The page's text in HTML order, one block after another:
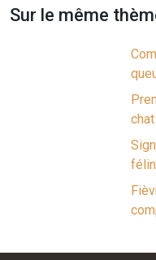
Sur le même